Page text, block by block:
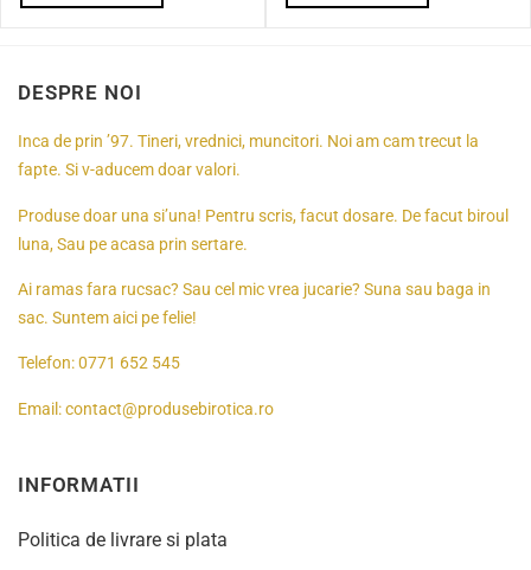
DESPRE NOI
Inca de prin ’97. Tineri, vrednici, muncitori. Noi am cam trecut la
fapte. Si v-aducem doar valori.
Produse doar una si’una! Pentru scris, facut dosare. De facut biroul
luna, Sau pe acasa prin sertare.
Ai ramas fara rucsac? Sau cel mic vrea jucarie? Suna sau baga in
sac. Suntem aici pe felie!
Telefon:0771 652 545
Email:contact@produsebirotica.ro
INFORMATII
Politica de livrare si plata